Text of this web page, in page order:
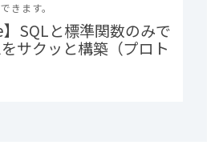
きます。
】SQLと標準関数のみで
サクッと構築（プロト